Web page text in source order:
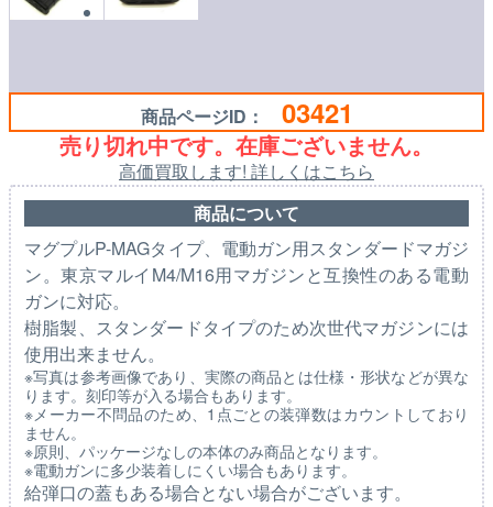
商品ページID： 03421
売り切れ中です。在庫ございません。
高価買取します! 詳しくはこちら
商品について
マグプルP-MAGタイプ、電動ガン用スタンダードマガジ
ン。東京マルイM4/M16用マガジンと互換性のある電動
ガンに対応。
樹脂製、スタンダードタイプのため次世代マガジンには
使用出来ません。
※写真は参考画像であり、実際の商品とは仕様・形状などが異な
ります。刻印等が入る場合もあります。
※メーカー不問品のため、1点ごとの装弾数はカウントしており
ません。
※原則、パッケージなしの本体のみ商品となります。
※電動ガンに多少装着しにくい場合もあります。
給弾口の蓋もある場合とない場合がございます。